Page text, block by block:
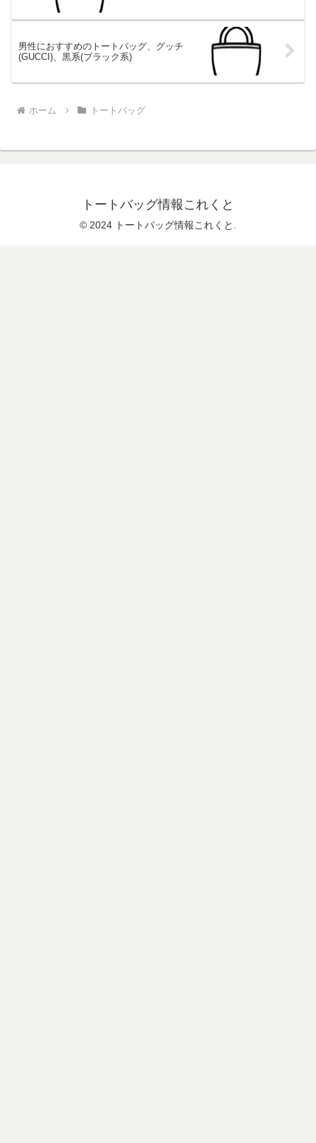
男性におすすめのトートバッグ、グッチ
(GUCCI)、黒系(ブラック系)
ホーム トートバッグ
トートバッグ情報これくと
© 2024 トートバッグ情報これくと.